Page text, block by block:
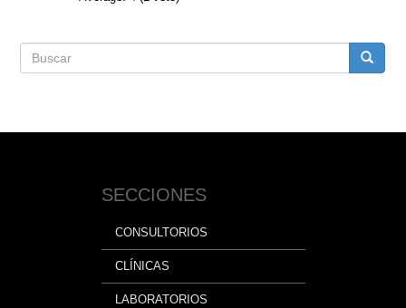
Formulario
SECCIONES
CONSULTORIOS
CLÍNICAS
LABORATORIOS